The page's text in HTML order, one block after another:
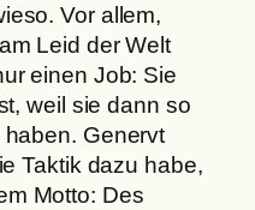
Vor allem,
Leid der Welt
einen Job: Sie
weil sie dann so
Genervt
Taktik dazu habe,
Motto: Des